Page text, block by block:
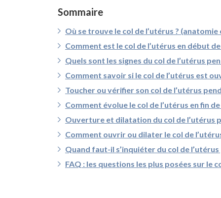
Sommaire
Où se trouve le col de l’utérus ?
Comment est le col de l’utérus en début
Quels sont les signes du col de l’utérus
Comment savoir si le col de l’utérus est
Toucher ou vérifier son col de l’utérus
Comment évolue le col de l’utérus en fin
Ouverture et dilatation du col de l’utérus
Comment ouvrir ou dilater le col de
Quand faut-il s’inquiéter du col de
FAQ : les questions les plus posées sur le